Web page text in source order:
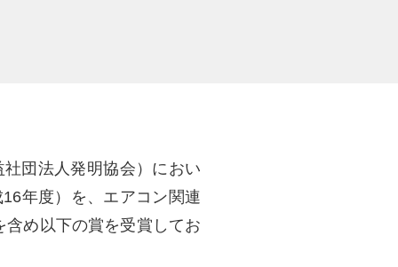
団法人発明協会）におい
年度）を、エアコン関連
め以下の賞を受賞してお